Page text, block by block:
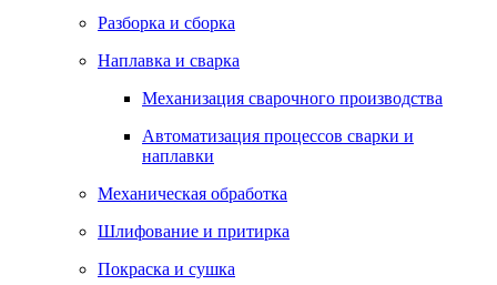
Разборка и сборка
Наплавка и сварка
Механизация сварочного производства
Автоматизация процессов сварки и
наплавки
Механическая обработка
Шлифование и притирка
Покраска и сушка